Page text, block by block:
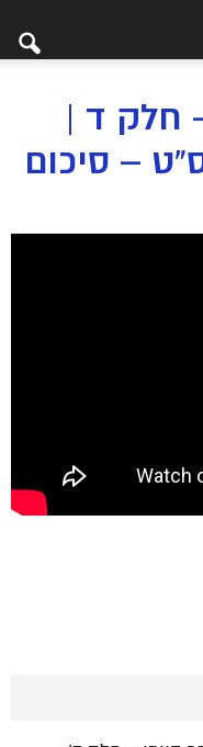
חלק ד |